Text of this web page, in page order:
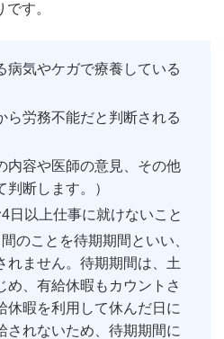
す。
病気やケガで療養している
ら労務不能だと判断される
内容や医師の意見、その他
断します。）
日以上仕事に就けないこと
のことを待期期間といい、
れません。待期期間は、土
め、有給休暇もカウントさ
休暇を利用して休んだ日に
されないため、待期期間に